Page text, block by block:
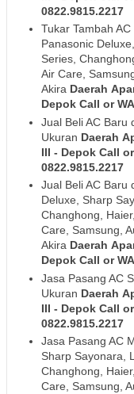
0822.9815.2217
Tukar Tambah
Panasonic
Series,
Air Care,
Akira Daerah
Depok Call or
Jual Beli AC Baru
Ukuran Daerah
III - Depok Call
0822.9815.2217
Jual Beli AC Baru
Deluxe, Sharp
Changhong,
Care, Samsung,
Akira Daerah
Depok Call or
Jasa Pasang AC
Ukuran Daerah
III - Depok Call
0822.9815.2217
Jasa Pasang AC
Sharp Sayonara,
Changhong,
Care, Samsung,